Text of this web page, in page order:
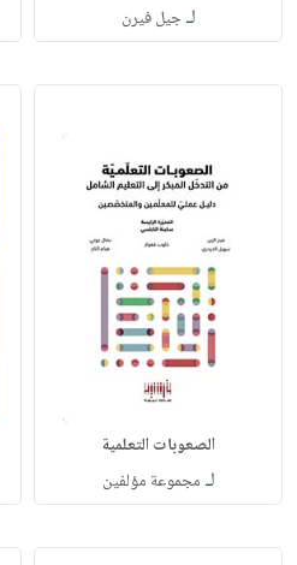
لـجيل فيرن
الصعوبات التعلمية
لـ مجموعة مؤلفين